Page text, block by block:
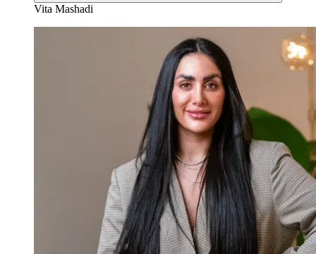
Vita Mashadi